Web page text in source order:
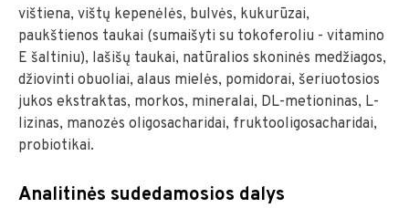
vištiena, vištų kepenėlės, bulvės, kukurūzai,
paukštienos taukai (sumaišyti su tokoferoliu - vitamino
E šaltiniu), lašišų taukai, natūralios skoninės medžiagos,
džiovinti obuoliai, alaus mielės, pomidorai, šeriuotosios
jukos ekstraktas, morkos, mineralai, DL-metioninas, L-
lizinas, manozės oligosacharidai, fruktooligosacharidai,
probiotikai.
Analitinės sudedamosios dalys